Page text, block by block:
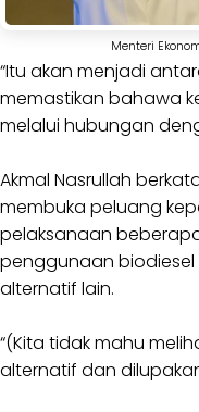
Menteri
“Itu akan menjadi
memastikan bahawa
melalui hubungan
Akmal Nasrullah
membuka peluang
pelaksanaan
penggunaan
alternatif lain.
“(Kita tidak mahu
alternatif dan